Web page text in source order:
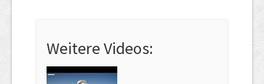
Weitere Videos: